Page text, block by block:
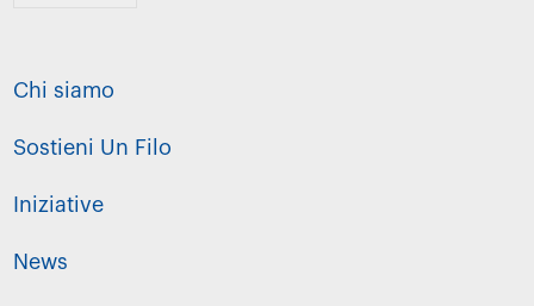
Chi siamo
Sostieni Un Filo
Iniziative
News